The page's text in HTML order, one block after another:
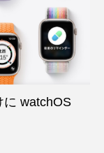
に watchOS